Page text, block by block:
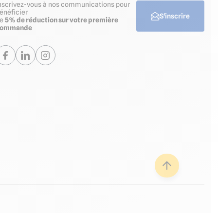
vous à nos communications pour
5% de réduction sur votre première
S'inscrire